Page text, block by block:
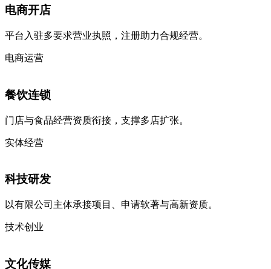
电商开店
平台入驻多要求营业执照，注册助力合规经营。
电商运营
餐饮连锁
门店与食品经营资质衔接，支撑多店扩张。
实体经营
科技研发
以有限公司主体承接项目、申请软著与高新资质。
技术创业
文化传媒